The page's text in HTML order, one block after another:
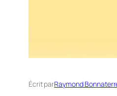
Écrit parRaymond